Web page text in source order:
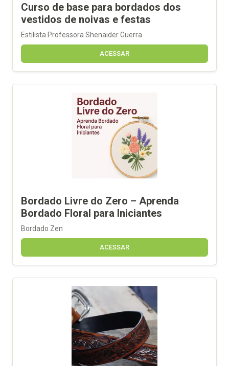
Curso de base para bordados dos
vestidos de noivas e festas
Estilista Professora Shenaider Guerra
ACESSAR
Bordado Livre do Zero – Aprenda
Bordado Floral para Iniciantes
Bordado Zen
ACESSAR